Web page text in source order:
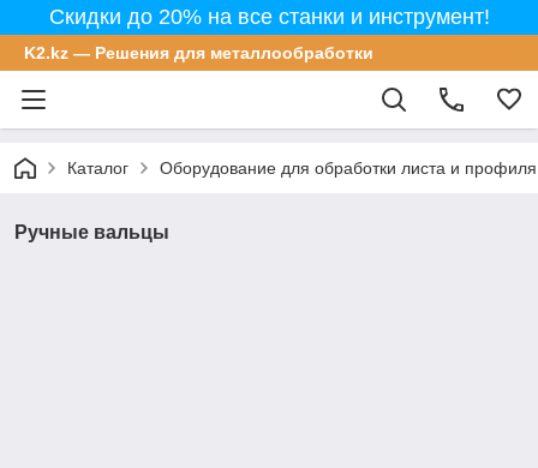
Скидки до 20% на все станки и инструмент!
K2.kz — Решения для металлообработки
Каталог Оборудование для обработки листа и профиля
Ручные вальцы